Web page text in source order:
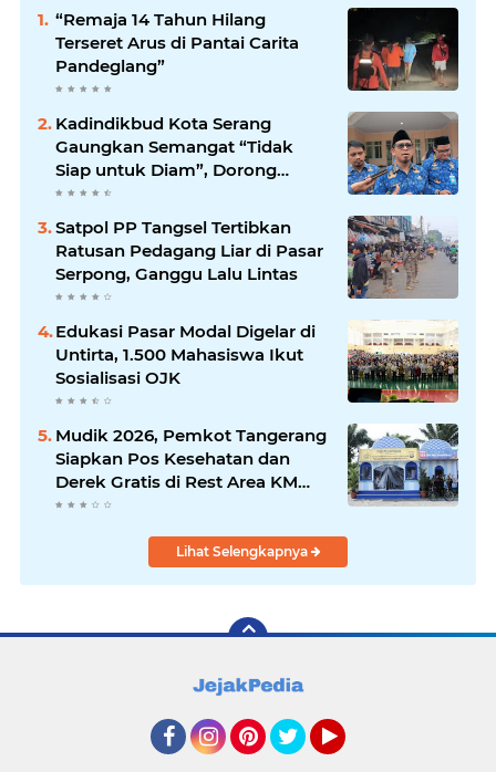
“Remaja 14 Tahun Hilang
Terseret Arus di Pantai Carita
Pandeglang”
Kadindikbud Kota Serang
Gaungkan Semangat “Tidak
Siap untuk Diam”, Dorong
Layanan Lebih Responsif
Satpol PP Tangsel Tertibkan
Ratusan Pedagang Liar di Pasar
Serpong, Ganggu Lalu Lintas
Edukasi Pasar Modal Digelar di
Untirta, 1.500 Mahasiswa Ikut
Sosialisasi OJK
Mudik 2026, Pemkot Tangerang
Siapkan Pos Kesehatan dan
Derek Gratis di Rest Area KM
13,5
Lihat Selengkapnya